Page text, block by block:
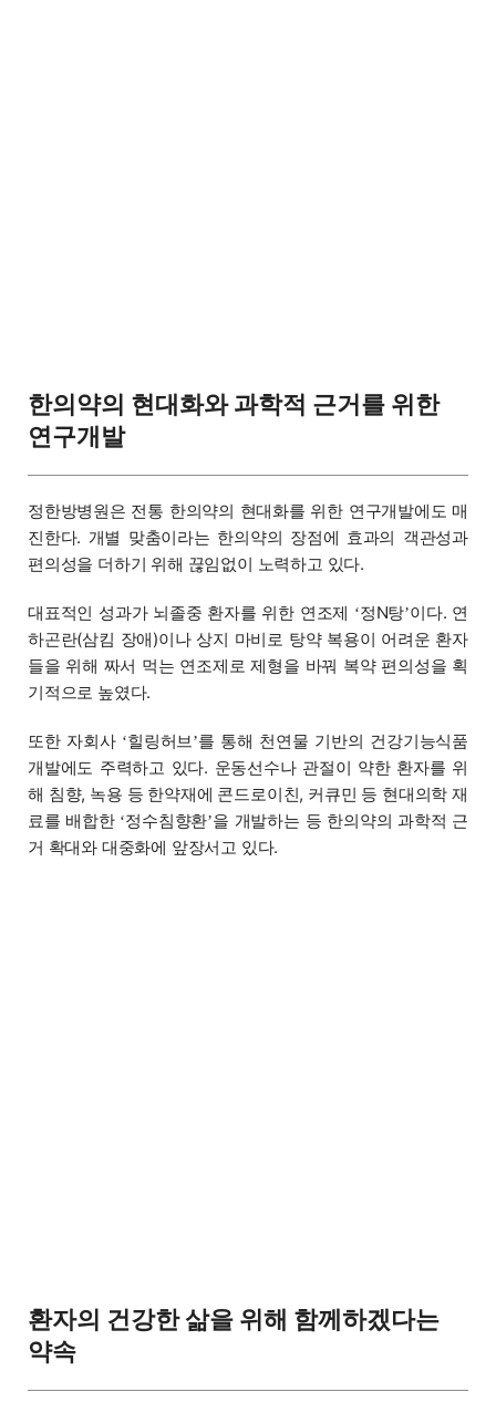
한의약의 현대화와 과학적 근거를 위한
연구개발
정한방병원은 전통 한의약의 현대화를 위한 연구개발에도 매
진한다. 개별 맞춤이라는 한의약의 장점에 효과의 객관성과
편의성을 더하기 위해 끊임없이 노력하고 있다.
대표적인 성과가 뇌졸중 환자를 위한 연조제 ‘정N탕’이다. 연
하곤란(삼킴 장애)이나 상지 마비로 탕약 복용이 어려운 환자
들을 위해 짜서 먹는 연조제로 제형을 바꿔 복약 편의성을 획
기적으로 높였다.
또한 자회사 ‘힐링허브’를 통해 천연물 기반의 건강기능식품
개발에도 주력하고 있다. 운동선수나 관절이 약한 환자를 위
해 침향, 녹용 등 한약재에 콘드로이친, 커큐민 등 현대의학 재
료를 배합한 ‘정수침향환’을 개발하는 등 한의약의 과학적 근
거 확대와 대중화에 앞장서고 있다.
환자의 건강한 삶을 위해 함께하겠다는
약속